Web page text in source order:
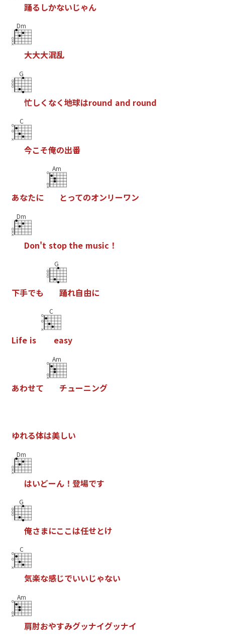
踊る しかないじゃん
Dm
大大大混乱
G
忙しく なく地球はround and round
C
今こそ俺の出番
あなたに
Am
とってのオンリーワン
Dm
Don't stop the music ！
下手でも
G
踊れ自由に
Life is
C
easy
あわせて
Am
チューニング
ゆれる体は美しい
Dm
はいどーん！ 登場です
G
俺さまにこ こは任せとけ
C
気楽な感じでいいじゃない
Am
肩肘おやすみグッナイグッナイ